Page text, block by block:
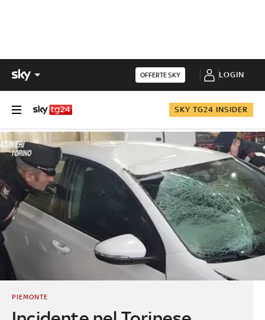
OFFERTE SKY LOGIN
SKY TG24 INSIDER
PIEMONTE